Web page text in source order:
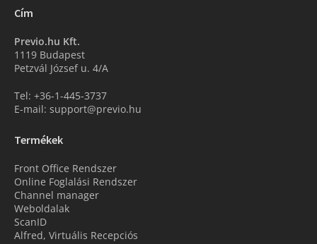
Cím
Previo.hu Kft.
1119 Budapest
Petzvál József u. 4/A
Tel: +36-1-445-3737
E-mail: support@previo.hu
Termékek
Front Office Rendszer
Online Foglalási Rendszer
Channel manager
Weboldalak
ScanID
Alfred, Virtuális Recepciós